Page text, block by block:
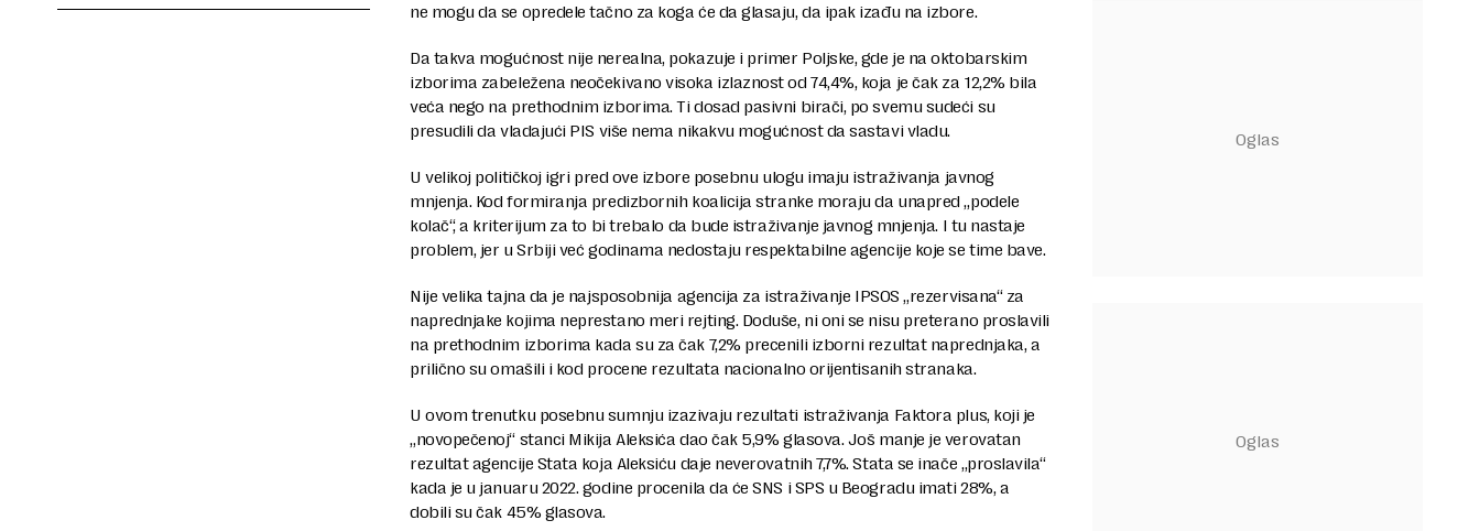
ne mogu da se opredele tačno za koga će da glasaju, da ipak izađu na izbore.
Da takva mogućnost nije nerealna, pokazuje i primer Poljske, gde je na oktobarskim
izborima zabeležena neočekivano visoka izlaznost od 74,4%, koja je čak za 12,2% bila
veća nego na prethodnim izborima. Ti dosad pasivni birači, po svemu sudeći su
presudili da vladajući PIS više nema nikakvu mogućnost da sastavi vladu.
U velikoj političkoj igri pred ove izbore posebnu ulogu imaju istraživanja javnog
mnjenja. Kod formiranja predizbornih koalicija stranke moraju da unapred „podele
kolač“, a kriterijum za to bi trebalo da bude istraživanje javnog mnjenja. I tu nastaje
problem, jer u Srbiji već godinama nedostaju respektabilne agencije koje se time bave.
Nije velika tajna da je najsposobnija agencija za istraživanje IPSOS „rezervisana“ za
naprednjake kojima neprestano meri rejting. Doduše, ni oni se nisu preterano proslavili
na prethodnim izborima kada su za čak 7,2% precenili izborni rezultat naprednjaka, a
prilično su omašili i kod procene rezultata nacionalno orijentisanih stranaka.
U ovom trenutku posebnu sumnju izazivaju rezultati istraživanja Faktora plus, koji je
„novopečenoj“ stanci Mikija Aleksića dao čak 5,9% glasova. Još manje je verovatan
rezultat agencije Stata koja Aleksiću daje neverovatnih 7,7%. Stata se inače „proslavila“
kada je u januaru 2022. godine procenila da će SNS i SPS u Beogradu imati 28%, a
dobili su čak 45% glasova.